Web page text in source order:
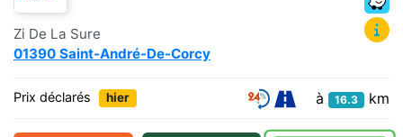
Zi De La Sure
01390 Saint-André-De-Corcy
Prix déclarés hier à 16.3 km